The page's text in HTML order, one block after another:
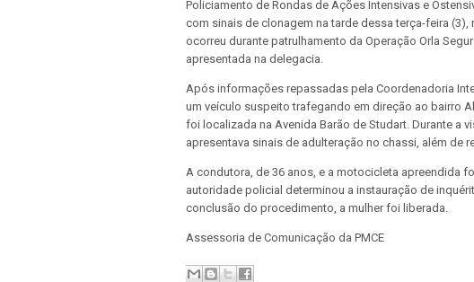
Policiamento de Rondas de Ações Intensivas e
com sinais de clonagem na tarde dessa terça-feira
ocorreu durante patrulhamento da Operação Orla
apresentada na delegacia.
Após informações repassadas pela Coordenadoria
um veículo suspeito trafegando em direção ao bairro
foi localizada na Avenida Barão de Studart. Durante a
apresentava sinais de adulteração no chassi, além de
A condutora, de 36 anos, e a motocicleta apreendida
autoridade policial determinou a instauração de
conclusão do procedimento, a mulher foi liberada.
Assessoria de Comunicação da PMCE